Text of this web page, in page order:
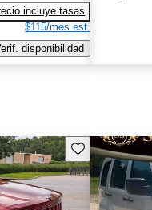
incluye tasas
$115/mes est.
disponibilidad
Guarda este Aviso